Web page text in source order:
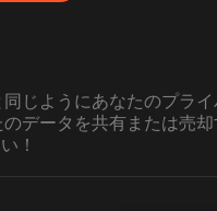
じようにあなたのプライ
データを共有または売
！